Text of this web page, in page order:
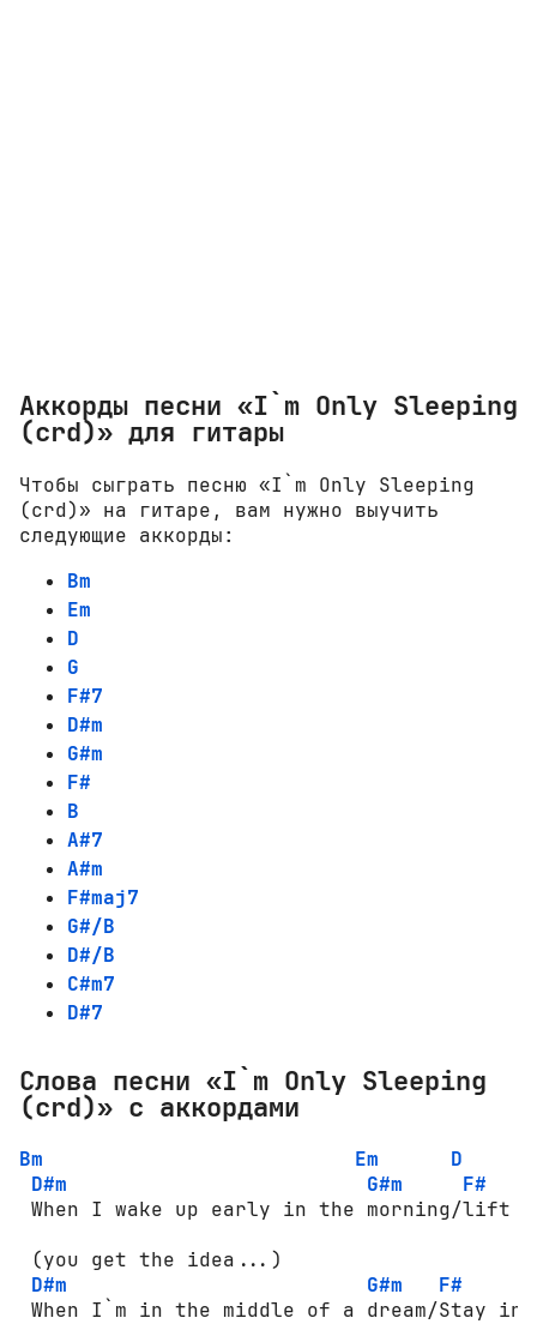
Аккорды песни «I`m Only Sleeping
(crd)» для гитары
Чтобы сыграть песню «I`m Only Sleeping
(crd)» на гитаре, вам нужно выучить
следующие аккорды:
Bm
Em
D
G
F#7
D#m
G#m
F#
B
A#7
A#m
F#maj7
G#/B
D#/B
C#m7
D#7
Слова песни «I`m Only Sleeping
(crd)» с аккордами
Bm Em
D
D#m
G#m
F#
When I wake up early in the morning/lift
(you get the idea...)
D#m
G#m F#
When I`m in the middle of a dream/Stay in